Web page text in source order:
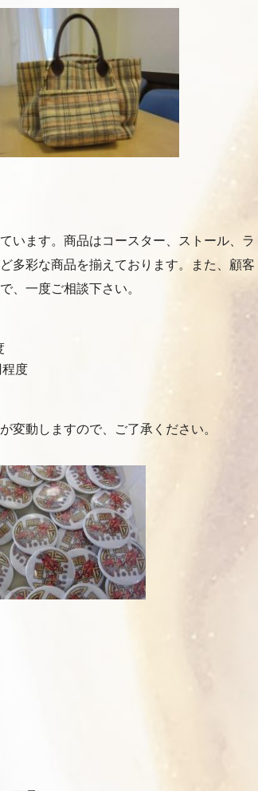
います。商品はコースター、ストール、ラ
多彩な商品を揃えております。また、顧客
、一度ご相談下さい。
度
変動しますので、ご了承ください。